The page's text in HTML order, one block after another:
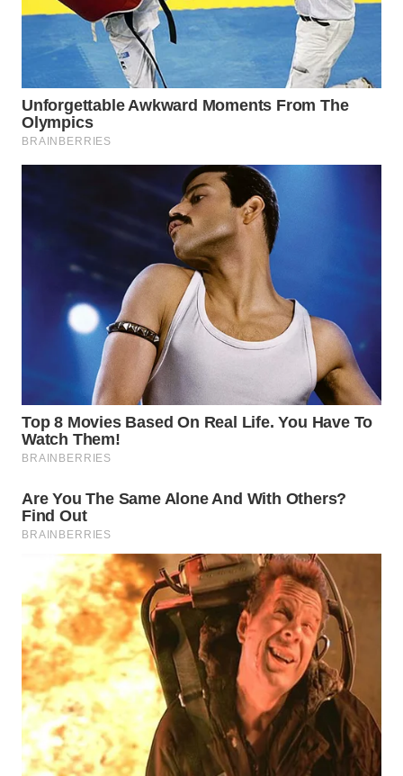
WAHANA
INFRASTRUKTUR
WAHANA
WAHANA
LISTRIK
WAHANA
TV
WAHANANEWS
WAHANANEWS
CO ID
NET
WAHANA
SPORT
WAHANA
UMKM
WAHANA
SELEB
WAHANA
PERSONA